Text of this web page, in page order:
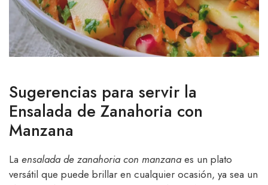
Sugerencias para servir la
Ensalada de Zanahoria con
Manzana
La ensalada de zanahoria con manzana es un plato
versátil que puede brillar en cualquier ocasión, ya sea un